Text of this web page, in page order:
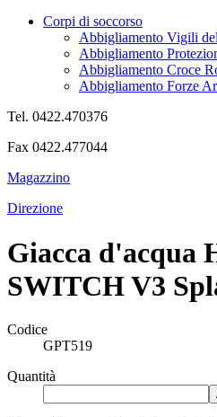
Corpi di soccorso
Abbigliamento Vigili
Abbigliamento
Abbigliamento Croce
Abbigliamento Forze
Tel. 0422.470376
Fax 0422.477044
Magazzino
Direzione
Giacca d'acqua
SWITCH V3
Codice
GPT519
Quantità